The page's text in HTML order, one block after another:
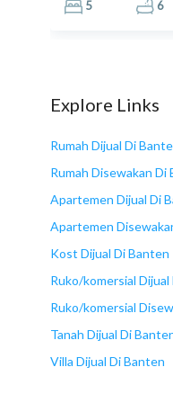
5 6
Explore Links
Rumah Dijual Di
Rumah Disewakan Di
Apartemen Dijual Di
Apartemen
Kost Dijual Di Banten
Ruko/komersial
Ruko/komersial
Tanah Dijual Di
Villa Dijual Di Banten